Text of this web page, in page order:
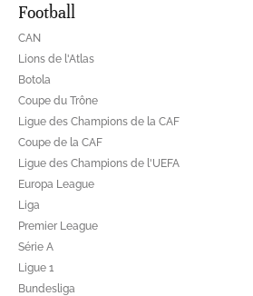
Football
CAN
Lions de l'Atlas
Botola
Coupe du Trône
Ligue des Champions de la CAF
Coupe de la CAF
Ligue des Champions de l'UEFA
Europa League
Liga
Premier League
Série A
Ligue 1
Bundesliga